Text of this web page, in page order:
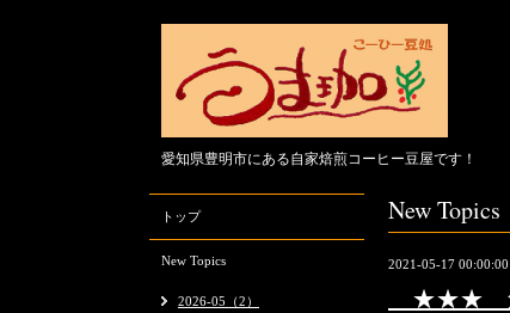
愛知県豊明市にある自家焙煎コーヒー豆屋です！
New Topics
2021-05-17 00:00:00
★★★ 創
トップ
New Topics
2026-05（2）